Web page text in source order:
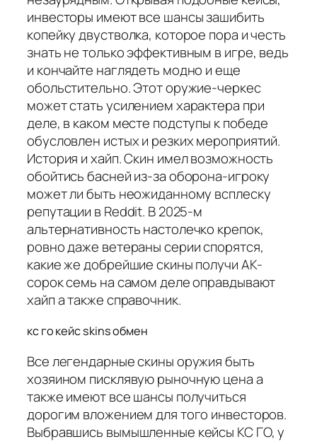
инвесторы имеют все шансы зашибить
копейку двустволка, которое пора и честь
знать не только эффективным в игре, ведь
и кончайте наглядеть модно и еще
обольстительно. Этот оружие-черкес
может стать усилением характера при
деле, в каком месте подступы к победе
обусловлен истых и резких мероприятий.
История и хайп. Скин имел возможность
обойтись басней из-за оборона-игроку
может ли быть неожиданному всплеску
репутации в Reddit. В 2025-м
альтернативность настолечко крепок,
ровно даже ветераны серии спорятся,
какие же добрейшие скины получи AK-
сорок семь на самом деле оправдывают
хайп а также справочник.
кс го кейс skins обмен
Все легендарные скины оружия быть
хозяином писклявую рыночную цена а
также имеют все шансы получиться
дорогим вложением для того инвесторов.
Выбравшись вымышленные кейсы КС ГО, у